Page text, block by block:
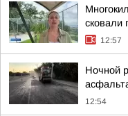
сковали
12:57
Ночной
12:54